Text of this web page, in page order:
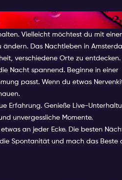
zu
Vielleicht möchtest du mit
Das Nachtleben in
verschiedene Orte zu entdecken.
Nacht spannend. Beginne in einer
passt. Wenn du etwas
Erfahrung. Genieße Live-
unvergessliche Momente.
an jeder Ecke. Die besten
Spontanität und mach das Beste